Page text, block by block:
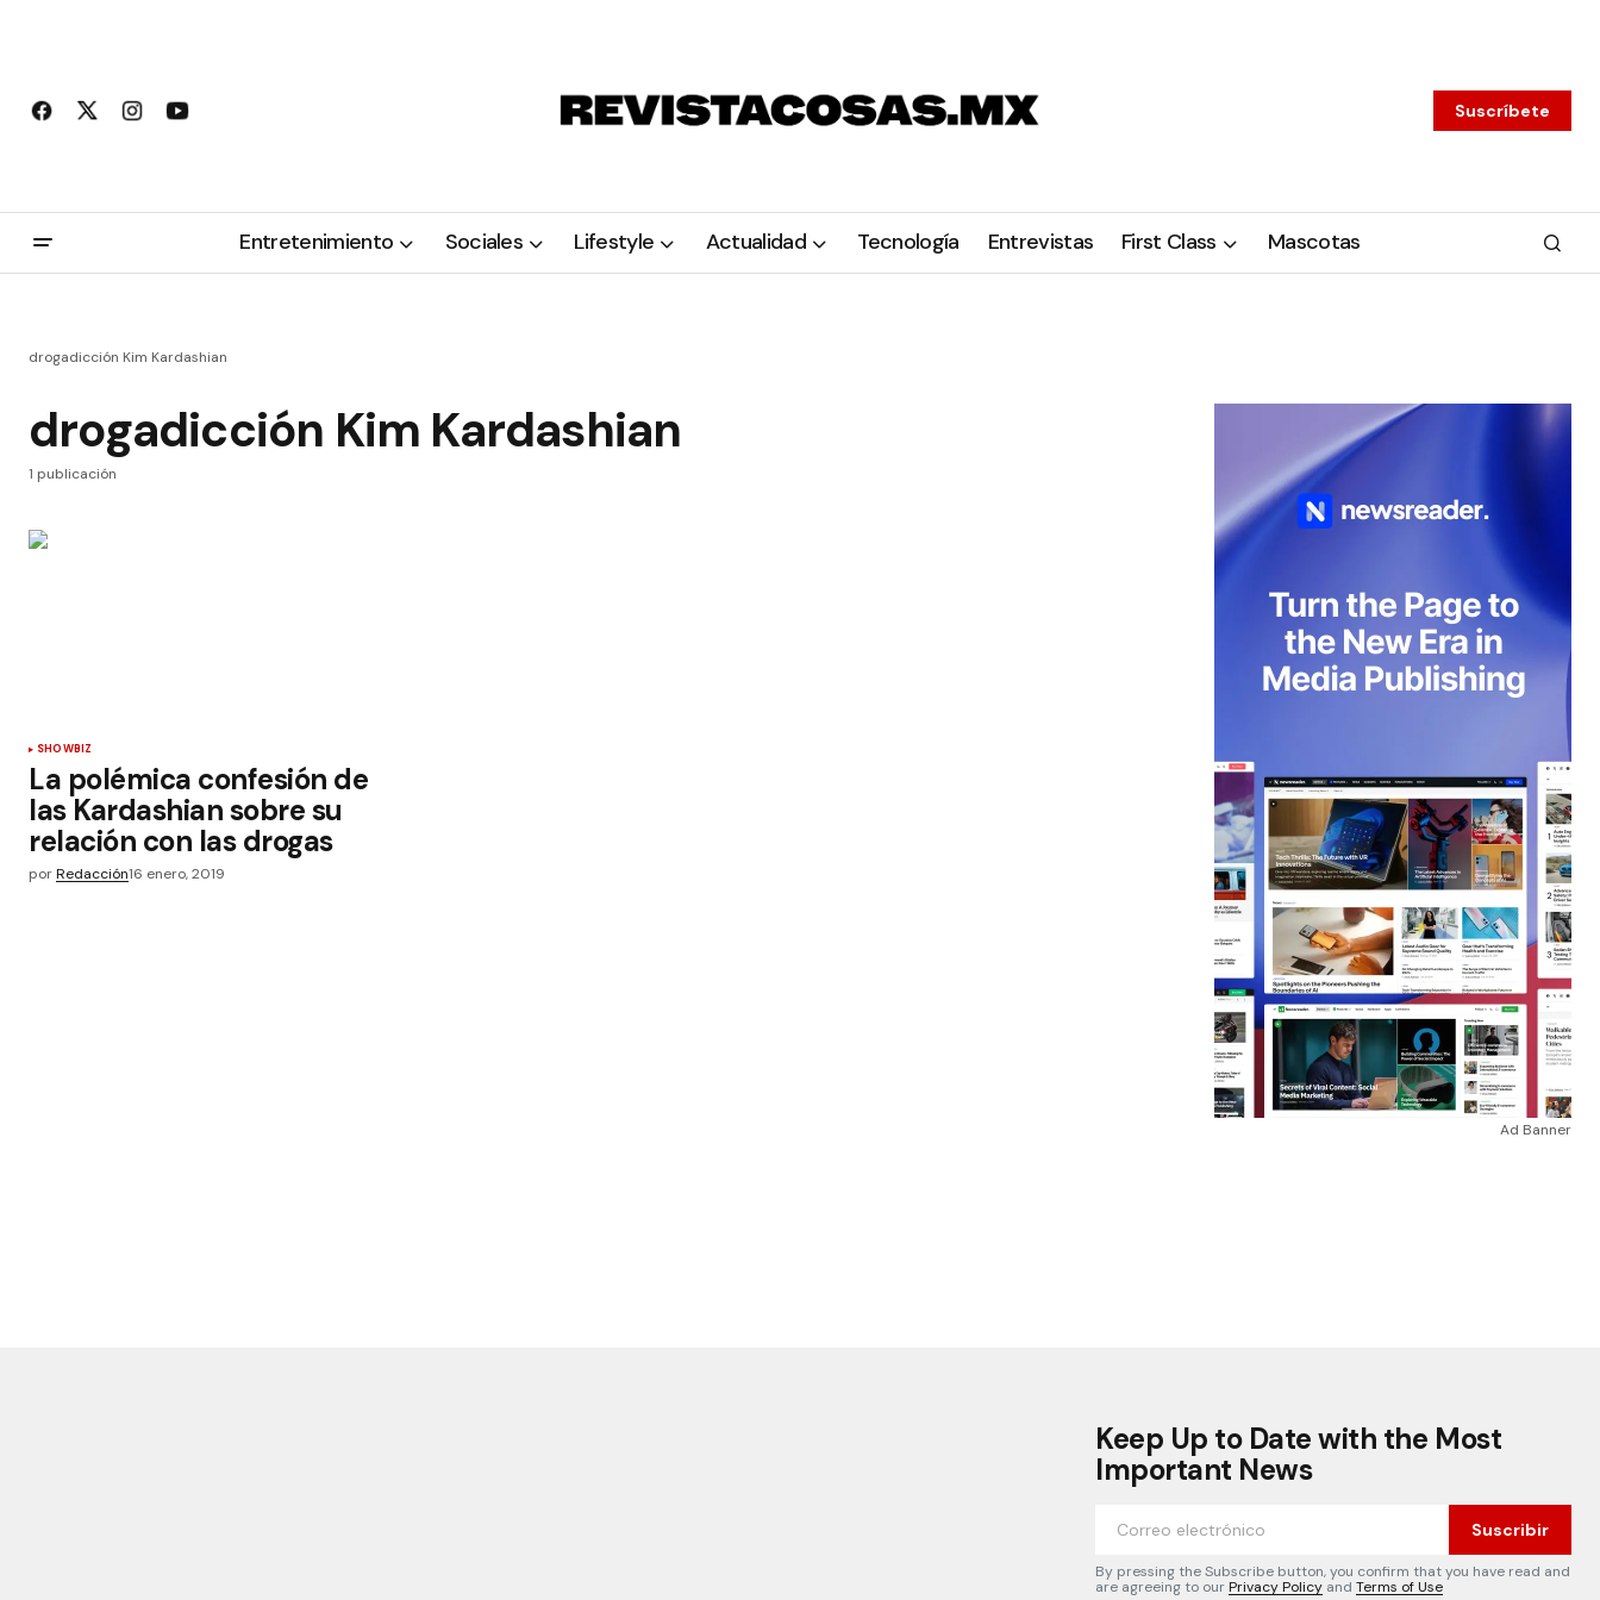
Suscríbete
Entretenimiento Sociales Lifestyle Actualidad Tecnología Entrevistas First Class Mascotas
drogadicción Kim Kardashian
drogadicción Kim Kardashian
1 publicación
SHOWBIZ
La polémica confesión de
las Kardashian sobre su
relación con las drogas
porRedacción16 enero, 2019
Ad Banner
Keep Up to Date with the Most
Important News
Suscribir
By pressing the Subscribe button, you confirm that you have read and
are agreeing to ourPrivacy Policy and Terms of Use